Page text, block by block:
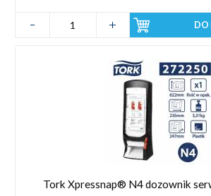
DO
Tork Xpressnap® N4 dozownik